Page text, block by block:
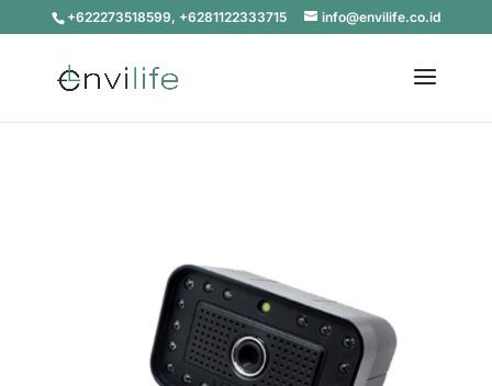
+622273518599, +6281122333715 info@envilife.co.id